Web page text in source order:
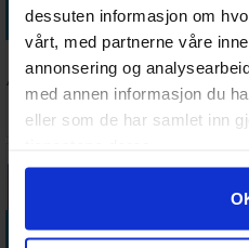
dessuten informasjon om
vårt, med partnerne våre
annonsering og
med annen informasjon du
eller som de har samlet inn
Googles retningslinjer for
Legg i handlekurven
Collectors
Album Regular
Svart
299,- Antall på
lager: 18
Legg i
20-Pocket
Coins+Tokens
10stk
118,- Ventes inn
26.08.2026
Legg i handlekurven
Legg i